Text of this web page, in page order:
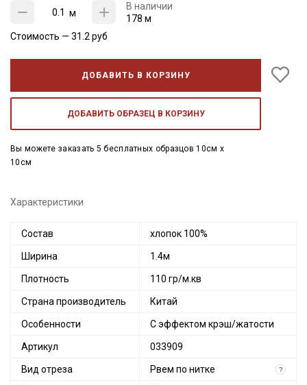
м
В наличии
178 м
Стоимость — 31.2 руб
ДОБАВИТЬ В КОРЗИНУ
ДОБАВИТЬ ОБРАЗЕЦ В КОРЗИНУ
Вы можете заказать 5 бесплатных образцов 10см x
10см
Характеристики
Состав хлопок 100%
Ширина 1.4м
Плотность 110 гр/м.кв
Страна производитель Китай
Особенности С эффектом крэш/жатости
Артикул 033909
Вид отреза Рвем по нитке ?